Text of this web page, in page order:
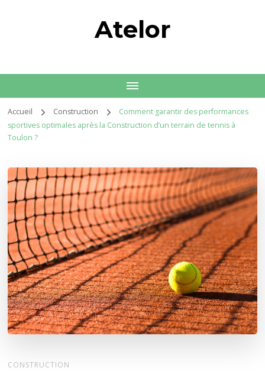
Atelor
Accueil Construction
Comment garantir des performances
sportives optimales après la Construction d’un terrain de tennis à
Toulon ?
CONSTRUCTION